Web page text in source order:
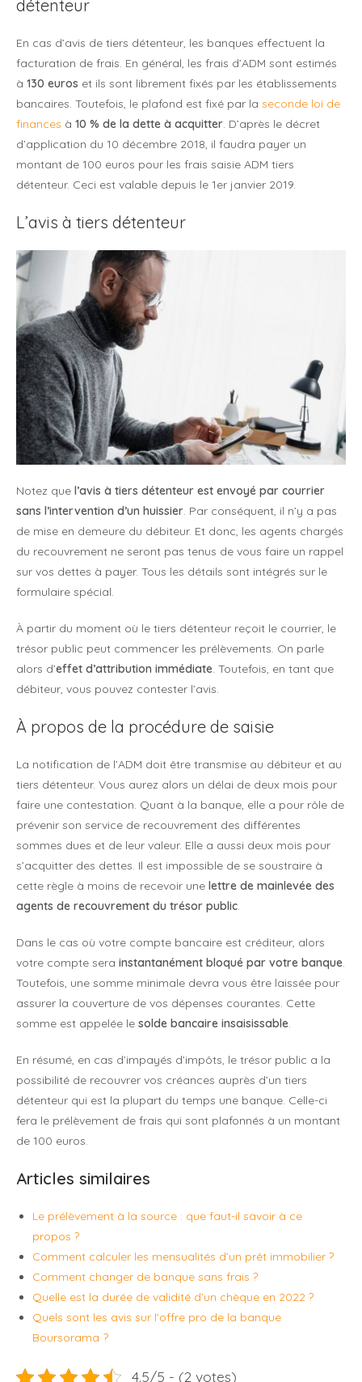
détenteur
En cas d’avis de tiers détenteur, les banques effectuent la
facturation de frais. En général, les frais d’ADM sont estimés
à 130 euros et ils sont librement fixés par les établissements
bancaires. Toutefois, le plafond est fixé par la seconde loi de
finances à 10 % de la dette à acquitter. D’après le décret
d’application du 10 décembre 2018, il faudra payer un
montant de 100 euros pour les frais saisie ADM tiers
détenteur. Ceci est valable depuis le 1er janvier 2019.
L’avis à tiers détenteur
Notez que l’avis à tiers détenteur est envoyé par courrier
sans l’intervention d’un huissier. Par conséquent, il n’y a pas
de mise en demeure du débiteur. Et donc, les agents chargés
du recouvrement ne seront pas tenus de vous faire un rappel
sur vos dettes à payer. Tous les détails sont intégrés sur le
formulaire spécial.
À partir du moment où le tiers détenteur reçoit le courrier, le
trésor public peut commencer les prélèvements. On parle
alors d’effet d’attribution immédiate. Toutefois, en tant que
débiteur, vous pouvez contester l’avis.
À propos de la procédure de saisie
La notification de l’ADM doit être transmise au débiteur et au
tiers détenteur. Vous aurez alors un délai de deux mois pour
faire une contestation. Quant à la banque, elle a pour rôle de
prévenir son service de recouvrement des différentes
sommes dues et de leur valeur. Elle a aussi deux mois pour
s’acquitter des dettes. Il est impossible de se soustraire à
cette règle à moins de recevoir une lettre de mainlevée des
agents de recouvrement du trésor public.
Dans le cas où votre compte bancaire est créditeur, alors
votre compte sera instantanément bloqué par votre banque.
Toutefois, une somme minimale devra vous être laissée pour
assurer la couverture de vos dépenses courantes. Cette
somme est appelée le solde bancaire insaisissable.
En résumé, en cas d’impayés d’impôts, le trésor public a la
possibilité de recouvrer vos créances auprès d’un tiers
détenteur qui est la plupart du temps une banque. Celle-ci
fera le prélèvement de frais qui sont plafonnés à un montant
de 100 euros.
Articles similaires
Le prélèvement à la source : que faut-il savoir à ce
propos ?
Comment calculer les mensualités d’un prêt immobilier ?
Comment changer de banque sans frais ?
Quelle est la durée de validité d’un chèque en 2022 ?
Quels sont les avis sur l’offre pro de la banque
Boursorama ?
4.5/5 - (2 votes)